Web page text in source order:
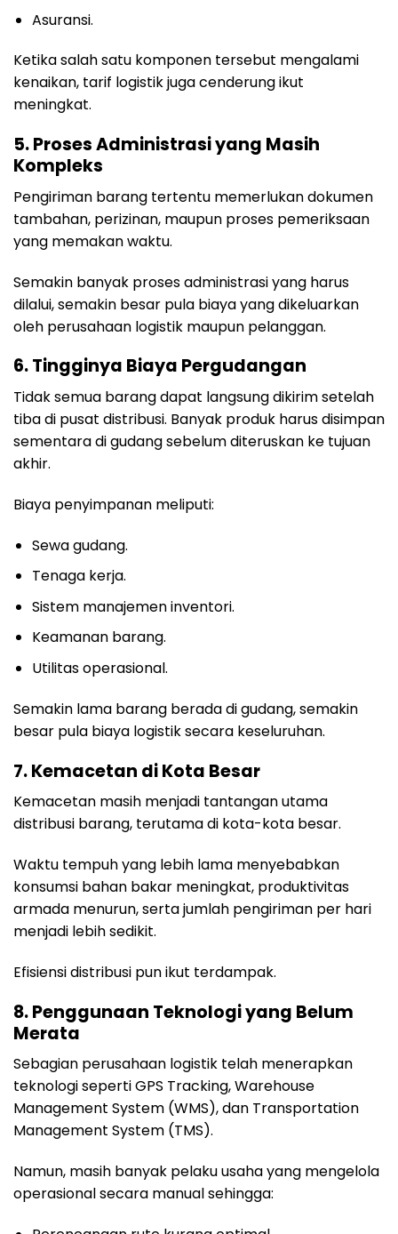
Asuransi.
Ketika salah satu komponen tersebut mengalami
kenaikan, tarif logistik juga cenderung ikut
meningkat.
5. Proses Administrasi yang Masih
Kompleks
Pengiriman barang tertentu memerlukan dokumen
tambahan, perizinan, maupun proses pemeriksaan
yang memakan waktu.
Semakin banyak proses administrasi yang harus
dilalui, semakin besar pula biaya yang dikeluarkan
oleh perusahaan logistik maupun pelanggan.
6. Tingginya Biaya Pergudangan
Tidak semua barang dapat langsung dikirim setelah
tiba di pusat distribusi. Banyak produk harus disimpan
sementara di gudang sebelum diteruskan ke tujuan
akhir.
Biaya penyimpanan meliputi:
Sewa gudang.
Tenaga kerja.
Sistem manajemen inventori.
Keamanan barang.
Utilitas operasional.
Semakin lama barang berada di gudang, semakin
besar pula biaya logistik secara keseluruhan.
7. Kemacetan di Kota Besar
Kemacetan masih menjadi tantangan utama
distribusi barang, terutama di kota-kota besar.
Waktu tempuh yang lebih lama menyebabkan
konsumsi bahan bakar meningkat, produktivitas
armada menurun, serta jumlah pengiriman per hari
menjadi lebih sedikit.
Efisiensi distribusi pun ikut terdampak.
8. Penggunaan Teknologi yang Belum
Merata
Sebagian perusahaan logistik telah menerapkan
teknologi seperti GPS Tracking, Warehouse
Management System (WMS), dan Transportation
Management System (TMS).
Namun, masih banyak pelaku usaha yang mengelola
operasional secara manual sehingga: